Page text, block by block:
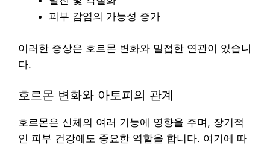
피부 감염의 가능성 증가
이러한 증상은 호르몬 변화와 밀접한 연관이 있습니
다.
호르몬 변화와 아토피의 관계
호르몬은 신체의 여러 기능에 영향을 주며, 장기적
인 피부 건강에도 중요한 역할을 합니다. 여기에 따